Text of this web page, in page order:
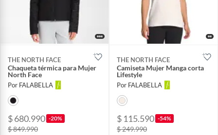
THE NORTH FACE
Chaqueta térmica para Mujer
North Face
Por FALABELLA
$ 680.990 -20%
$ 849.990
THE NORTH FACE
Camiseta Mujer Manga corta
Lifestyle
Por FALABELLA
$ 115.590 -54%
$ 249.990